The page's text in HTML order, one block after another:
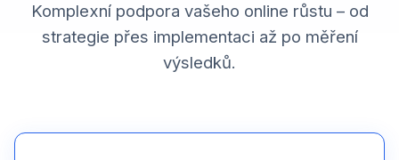
Komplexní podpora vašeho online růstu – od
strategie přes implementaci až po měření
výsledků.